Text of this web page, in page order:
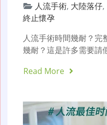
人流手術, 大陸落仔,
終止懷孕
人流手術時間幾耐？完
幾耐？這是許多需要請
Read More